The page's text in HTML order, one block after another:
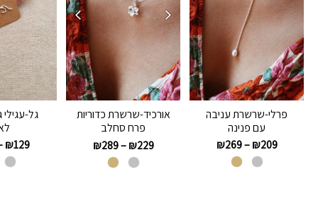
פרלי-שרשרת עניבה
עם פנינה
₪209
–
₪269
אורכיד-שרשרת כדוריות
פרח סחלב
₪229
–
₪289
גל-
₪129